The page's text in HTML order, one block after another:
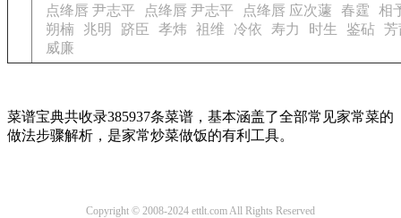
点绛唇 尹志平
点绛唇 尹志平 点绛唇 应次蘧 春霆
相
朔楠
兆明 跻臣 孝炜 祖维 冷依 寿力 时生 鉴砧 芳
威廉
菜谱宝典共收录385937条菜谱，基本涵盖了全部常见家常菜的
做法步骤解析，是家常炒菜做饭的有利工具。
Copyright © 2008-2024 ettlt.com All Rights Reserved